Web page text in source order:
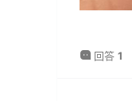
回答 1